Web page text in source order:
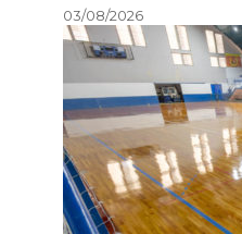
03/08/2026